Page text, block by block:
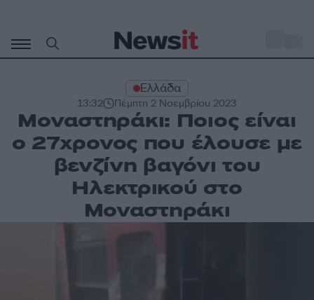
περιεχόμενο
Ελλάδα
13:32 Πέμπτη 2 Νοεμβρίου 2023
Μοναστηράκι: Ποιος είναι
ο 27χρονος που έλουσε με
βενζίνη βαγόνι του
Ηλεκτρικού στο
Μοναστηράκι